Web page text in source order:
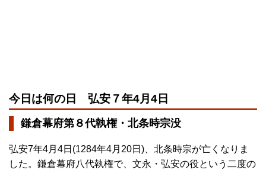
今日は何の日 弘安７年4月4日
鎌倉幕府第８代執権・北条時宗没
弘安7年4月4日(1284年4月20日)、北条時宗が亡くなりま
した。鎌倉幕府八代執権で、文永・弘安の役という二度の